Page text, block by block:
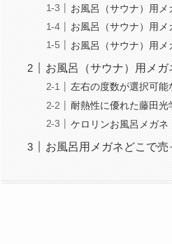
お風呂（サウナ）用メ
お風呂（サウナ）用メ
お風呂（サウナ）用
お風呂（サウナ）用メガ
左右の度数が選択可
耐熱性に優れた藤田光
ケロリンお風呂メガネ
お風呂用メガネどこで